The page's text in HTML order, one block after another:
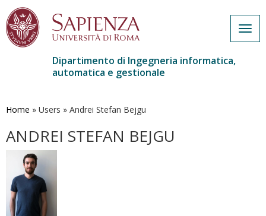
contenuto
Dipartimento di Ingegneria informatica,
automatica e gestionale
Home » Users » Andrei Stefan Bejgu
ANDREI STEFAN BEJGU